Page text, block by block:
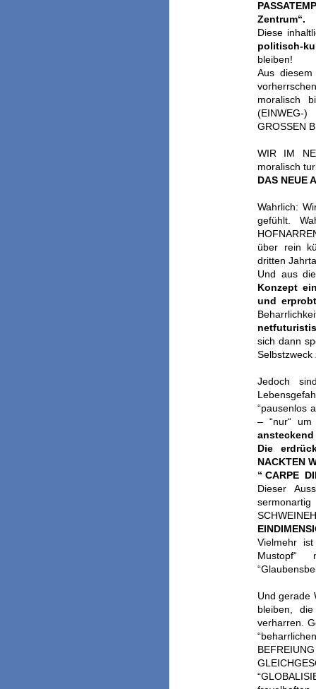
Zentrum“.
Diese
politisch-
bleiben!
Aus diesem
moralisch
(EINWEG-
GROSSEN
WIR IM
moralisch
DAS NEUE
Wahrlich:
gefühlt.
über rein
dritten
Und aus
Konzept
und
sich dann
Selbstzweck
Jedoch
“pausenlos
– “nur“
ansteckend
Die
NACKTEN
“ CARPE
Dieser
Vielmehr
Mustopf“
Und gerade
bleiben,
verharren.